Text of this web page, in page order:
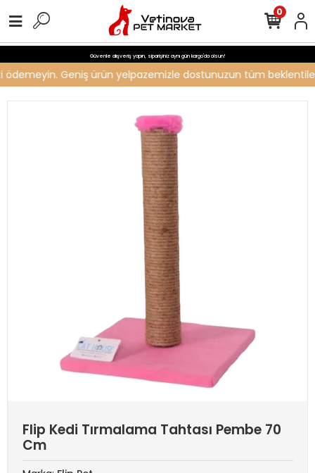
Güvenle alışveriş yapın, siparişiniz aynı gün kargo'da olsun!
Geniş ürün yelpazemizle dostunuzun tüm
0
Flip Kedi Tırmalama Tahtası Pembe 70
Cm